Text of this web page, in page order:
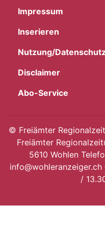
App
Impressum
Inserieren
Nutzung/
Disclaimer
Abo-Service
© Freiämter
Freiämter
5610 Wohlen
/